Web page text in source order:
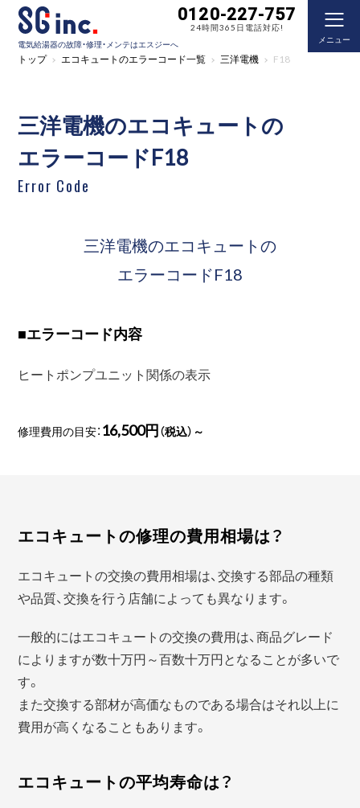
電気給湯器の故障・修理・メンテはエスジーへ
0120-227-757
24時間365日電話対応!
メニュー
トップ エコキュートのエラーコード一覧 三洋電機 F18
三洋電機のエコキュートの
エラーコードF18
Error Code
三洋電機のエコキュートの
エラーコードF18
■エラーコード内容
ヒートポンプユニット関係の表示
修理費用の目安： 16,500円（税込）～
エコキュートの修理の費用相場は？
エコキュートの交換の費用相場は、交換する部品の種類
や品質、交換を行う店舗によっても異なります。
一般的にはエコキュートの交換の費用は、商品グレード
によりますが数十万円～百数十万円となることが多いで
す。
また交換する部材が高価なものである場合はそれ以上に
費用が高くなることもあります。
エコキュートの平均寿命は？